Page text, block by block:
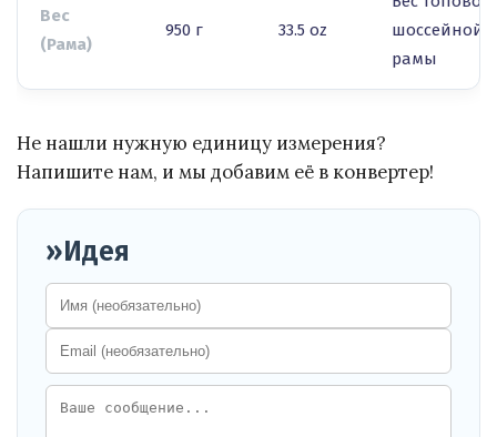
Вес
(Рама)
950 г 33.5 oz
шоссейной
рамы
Не нашли нужную единицу измерения?
Напишите нам, и мы добавим её в конвертер!
»Идея